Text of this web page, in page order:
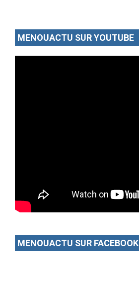
MENOUACTU SUR YOUTUBE
MENOUACTU SUR FACEBOOK